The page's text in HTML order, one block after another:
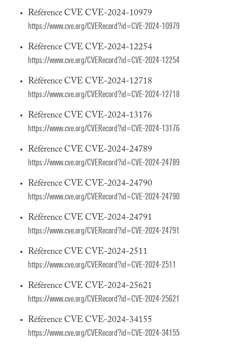
Référence CVE CVE-2024-10979
https://www.cve.org/CVERecord?id=CVE-2024-10979
Référence CVE CVE-2024-12254
https://www.cve.org/CVERecord?id=CVE-2024-12254
Référence CVE CVE-2024-12718
https://www.cve.org/CVERecord?id=CVE-2024-12718
Référence CVE CVE-2024-13176
https://www.cve.org/CVERecord?id=CVE-2024-13176
Référence CVE CVE-2024-24789
https://www.cve.org/CVERecord?id=CVE-2024-24789
Référence CVE CVE-2024-24790
https://www.cve.org/CVERecord?id=CVE-2024-24790
Référence CVE CVE-2024-24791
https://www.cve.org/CVERecord?id=CVE-2024-24791
Référence CVE CVE-2024-2511
https://www.cve.org/CVERecord?id=CVE-2024-2511
Référence CVE CVE-2024-25621
https://www.cve.org/CVERecord?id=CVE-2024-25621
Référence CVE CVE-2024-34155
https://www.cve.org/CVERecord?id=CVE-2024-34155